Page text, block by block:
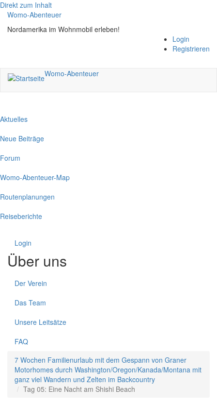
Direkt zum Inhalt
Womo-Abenteuer
Nordamerika im Wohnmobil erleben!
Login
Registrieren
Womo-Abenteuer
Aktuelles
Neue Beiträge
Forum
Womo-Abenteuer-Map
Routenplanungen
Reiseberichte
Login
Über uns
Der Verein
Das Team
Unsere Leitsätze
FAQ
7 Wochen Familienurlaub mit dem Gespann von Graner
Motorhomes durch Washington/Oregon/Kanada/Montana mit
ganz viel Wandern und Zelten im Backcountry
Tag 05: Eine Nacht am Shishi Beach